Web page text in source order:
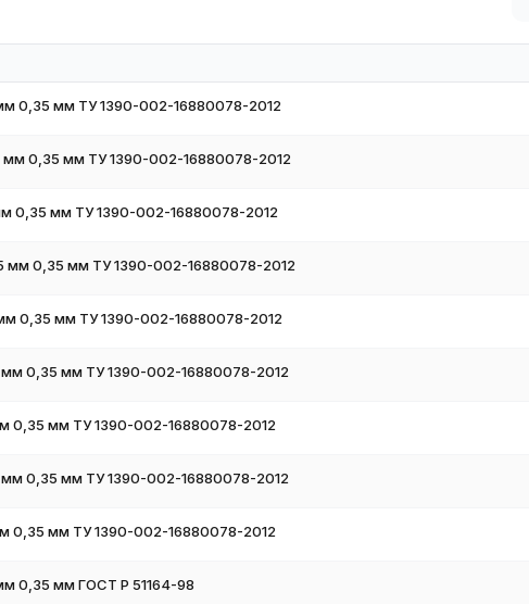
качества.
нашими менеджерами. Мы предложим оптимальные условия
0,35 мм ТУ 1390-002-16880078-2012
0,35 мм ТУ 1390-002-16880078-2012
0,35 мм ТУ 1390-002-16880078-2012
мм 0,35 мм ТУ 1390-002-16880078-2012
0,35 мм ТУ 1390-002-16880078-2012
0,35 мм ТУ 1390-002-16880078-2012
0,35 мм ТУ 1390-002-16880078-2012
0,35 мм ТУ 1390-002-16880078-2012
0,35 мм ТУ 1390-002-16880078-2012
0,35 мм ГОСТ Р 51164-98